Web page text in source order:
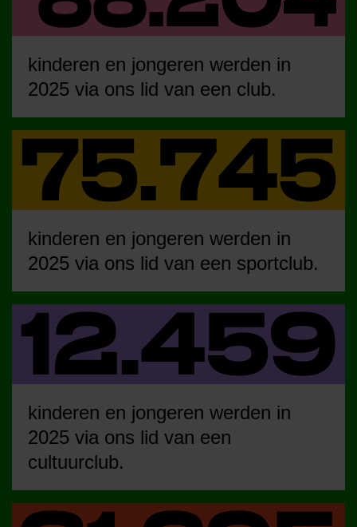
kinderen en jongeren werden in
2025 via ons lid van een club.
kinderen en jongeren werden in
2025 via ons lid van een sportclub.
kinderen en jongeren werden in
2025 via ons lid van een
cultuurclub.